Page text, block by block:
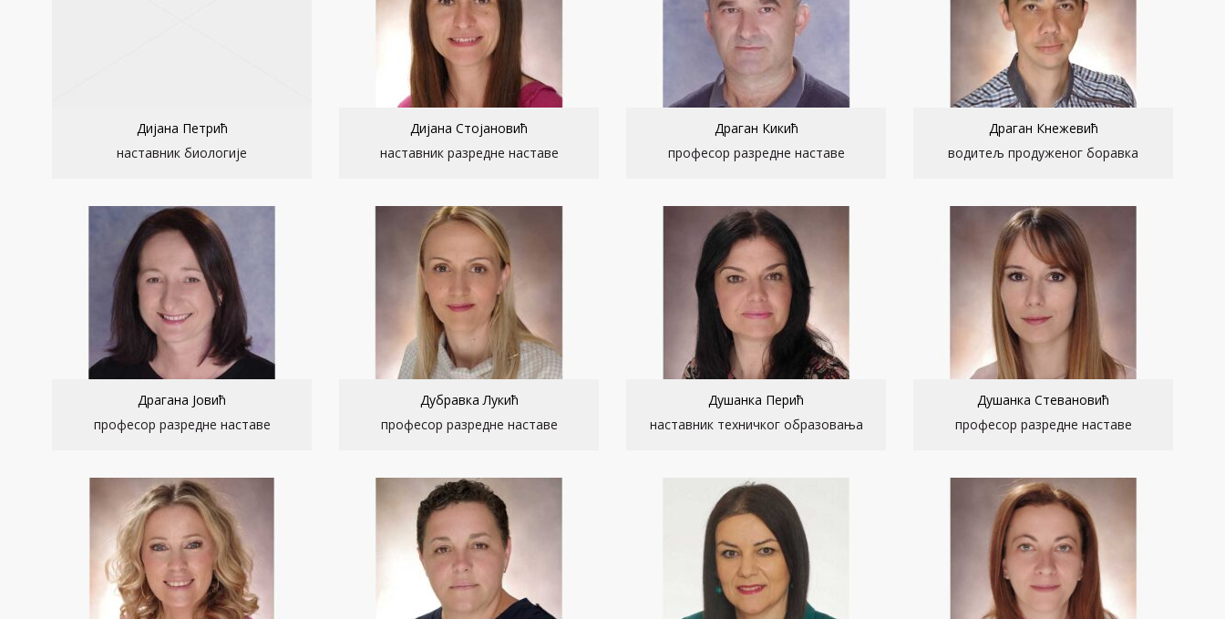
Дијана Петрић
наставник биологије
Дијана Стојановић
наставник разредне наставе
Драган Кикић
професор разредне наставе
Драган Кнежевић
водитељ продуженог боравка
Драгана Јовић
професор разредне наставе
Дубравка Лукић
професор разредне наставе
Душанка Перић
наставник техничког образовања
Душанка Стевановић
професор разредне наставе